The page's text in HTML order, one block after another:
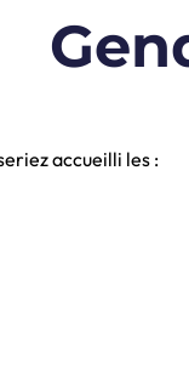
accueilli les :